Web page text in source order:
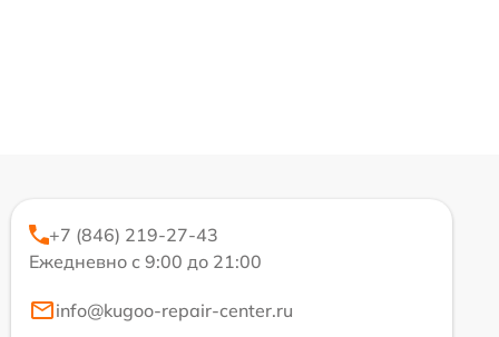
+7 (846) 219-27-43
Ежедневно с 9:00 до 21:00
info@kugoo-repair-center.ru